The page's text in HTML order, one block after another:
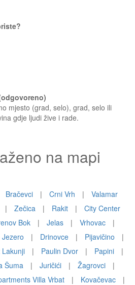
mjesto (grad, selo), grad, selo ili
gdje ljudi žive i rade.
na mapi
Bračevci | Crni Vrh |
Valamar
| Zečica | Rakit |
City Center
Bok | Jelas | Vrhovac
|
| Drinovce | Pijavičino
|
Lakunji | Paulin Dvor | Papini
|
Šuma | Juričići | Žagrovci
|
Villa Vrbat | Kovačevac
|